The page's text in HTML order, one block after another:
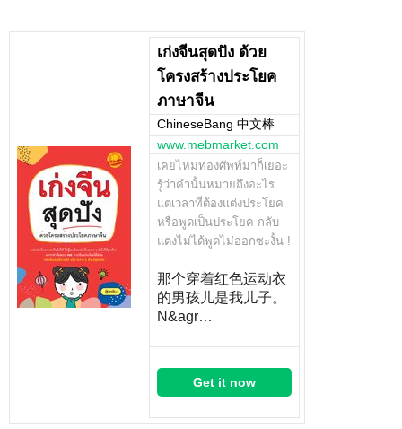
เก่งจีนสุดปัง ด้วย
โครงสร้างประโยค
ภาษาจีน
ChineseBang 中文棒
www.mebmarket.com
เคยไหมท่องศัพท์มาก็เยอะ
รู้ว่าคำนั้นหมายถึงอะไร
แต่เวลาที่ต้องแต่งประโยค
หรือพูดเป็นประโยค กลับ
แต่งไม่ได้พูดไม่ออกซะงั้น !
那个穿着红色运动衣
的男孩儿是我儿子。
N&agr…
Get it now